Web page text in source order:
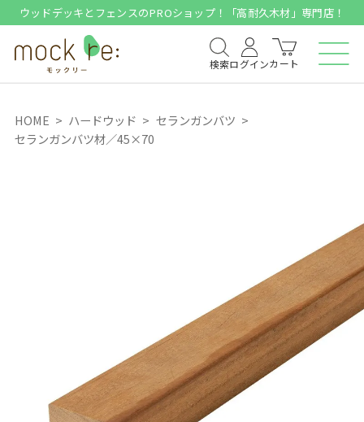
ウッドデッキとフェンスのPROショップ！「高耐久木材」専門店！
検索ログインカート
HOME ハードウッド
セランガンバツ
セランガンバツ材／45×70